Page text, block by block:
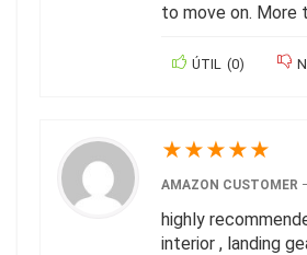
to move on. More
ÚTIL (0)
★★★★★
AMAZON CUSTOMER
highly
interior , landing